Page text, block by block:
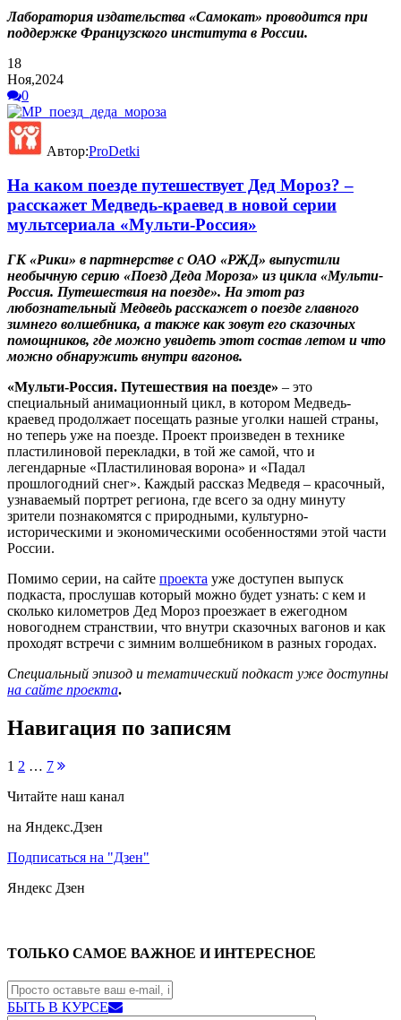
Лаборатория издательства «Самокат» проводится при
поддержке Французского института в России.
18
Ноя,2024
0
Автор:ProDetki
На каком поезде путешествует Дед Мороз? –
расскажет Медведь-краевед в новой серии
мультсериала «Мульти-Россия»
ГК «Рики» в партнерстве с ОАО «РЖД» выпустили
необычную серию «Поезд Деда Мороза» из цикла «Мульти-
Россия. Путешествия на поезде». На этот раз
любознательный Медведь расскажет о поезде главного
зимнего волшебника, а также как зовут его сказочных
помощников, где можно увидеть этот состав летом и что
можно обнаружить внутри вагонов.
«Мульти-Россия. Путешествия на поезде» – это
специальный анимационный цикл, в котором Медведь-
краевед продолжает посещать разные уголки нашей страны,
но теперь уже на поезде. Проект произведен в технике
пластилиновой перекладки, в той же самой, что и
легендарные «Пластилиновая ворона» и «Падал
прошлогодний снег». Каждый рассказ Медведя – красочный,
узнаваемый портрет региона, где всего за одну минуту
зрители познакомятся с природными, культурно-
историческими и экономическими особенностями этой части
России.
Помимо серии, на сайте проекта уже доступен выпуск
подкаста, прослушав который можно будет узнать: с кем и
сколько километров Дед Мороз проезжает в ежегодном
новогоднем странствии, что внутри сказочных вагонов и как
проходят встречи с зимним волшебником в разных городах.
Специальный эпизод и тематический подкаст уже доступны
на сайте проекта.
Навигация по записям
1 2 … 7
Читайте наш канал
на Яндекс.Дзен
Подписаться на "Дзен"
Яндекс Дзен
ТОЛЬКО САМОЕ ВАЖНОЕ И ИНТЕРЕСНОЕ
БЫТЬ В КУРСЕ